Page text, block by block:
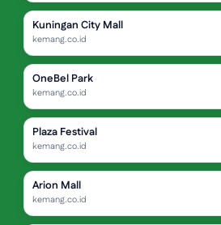
Kuningan City Mall
kemang.co.id
OneBel Park
kemang.co.id
Plaza Festival
kemang.co.id
Arion Mall
kemang.co.id